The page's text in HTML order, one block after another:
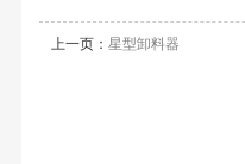
上一页： 星型卸料器